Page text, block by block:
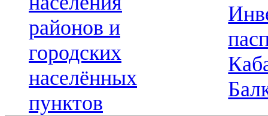
районов и
городских
населённых
пунктов